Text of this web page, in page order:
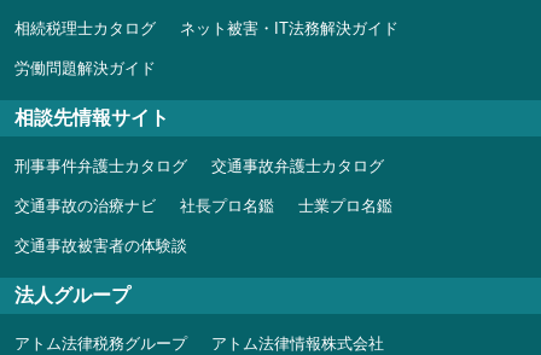
相続税理士カタログ ネット被害・IT法務解決ガイド
労働問題解決ガイド
相談先情報サイト
刑事事件弁護士カタログ 交通事故弁護士カタログ
交通事故の治療ナビ 社長プロ名鑑 士業プロ名鑑
交通事故被害者の体験談
法人グループ
アトム法律税務グループ アトム法律情報株式会社